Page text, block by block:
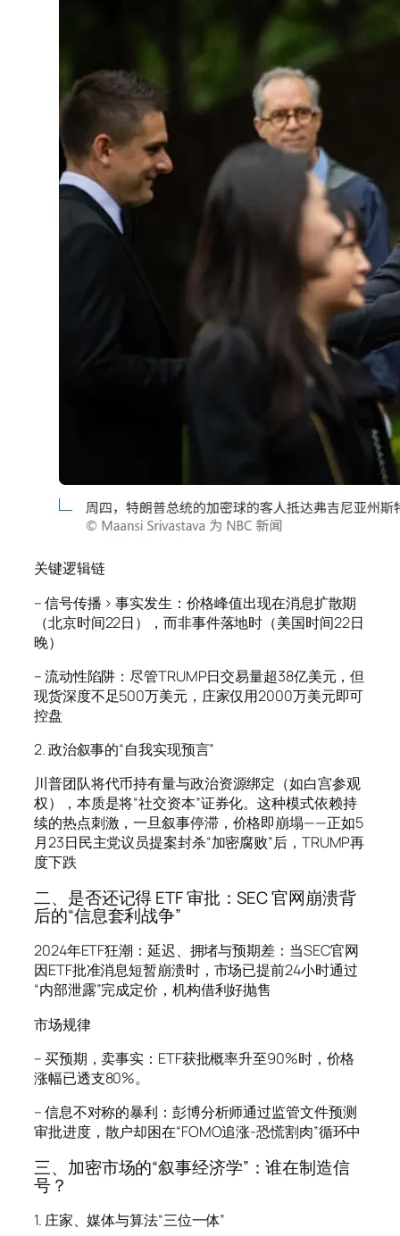
关键逻辑链
– 信号传播 > 事实发生：价格峰值出现在消息扩散期
（北京时间22日），而非事件落地时（美国时间22日
晚）
– 流动性陷阱：尽管TRUMP日交易量超38亿美元，但
现货深度不足500万美元，庄家仅用2000万美元即可
控盘
2. 政治叙事的“自我实现预言”
川普团队将代币持有量与政治资源绑定（如白宫参观
权），本质是将“社交资本”证券化。这种模式依赖持
续的热点刺激，一旦叙事停滞，价格即崩塌——正如5
月23日民主党议员提案封杀“加密腐败”后，TRUMP再
度下跌
二、是否还记得 ETF 审批：SEC 官网崩溃背
后的“信息套利战争”
2024年ETF狂潮：延迟、拥堵与预期差：当SEC官网
因ETF批准消息短暂崩溃时，市场已提前24小时通过
“内部泄露”完成定价，机构借利好抛售
市场规律
– 买预期，卖事实：ETF获批概率升至90%时，价格
涨幅已透支80%。
– 信息不对称的暴利：彭博分析师通过监管文件预测
审批进度，散户却困在“FOMO追涨-恐慌割肉”循环中
三、加密市场的“叙事经济学”：谁在制造信
号？
1. 庄家、媒体与算法“三位一体”